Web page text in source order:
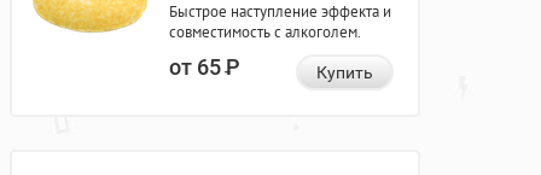
Быстрое наступление эффекта и
совместимость с алкоголем.
от 65Р Купить